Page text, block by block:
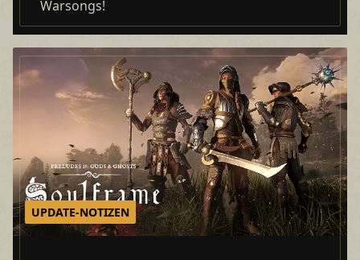
Warsongs!
UPDATE-NOTIZEN